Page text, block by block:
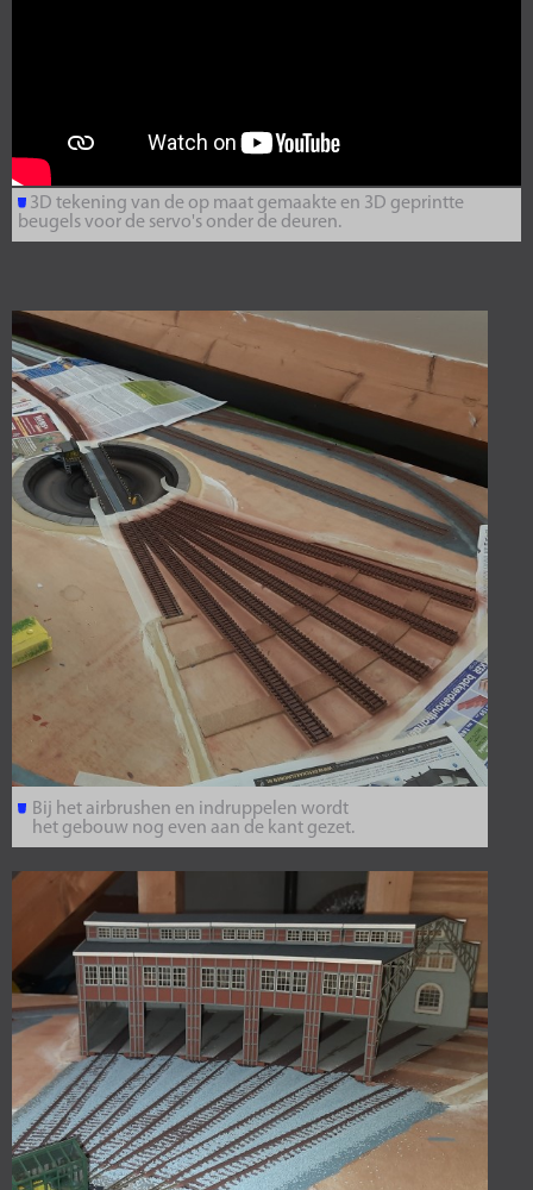
3D tekening van de op maat gemaakte en 3D geprintte
beugels voor de servo's onder de deuren.
Bij het airbrushen en indruppelen wordt
het gebouw nog even aan de kant gezet.